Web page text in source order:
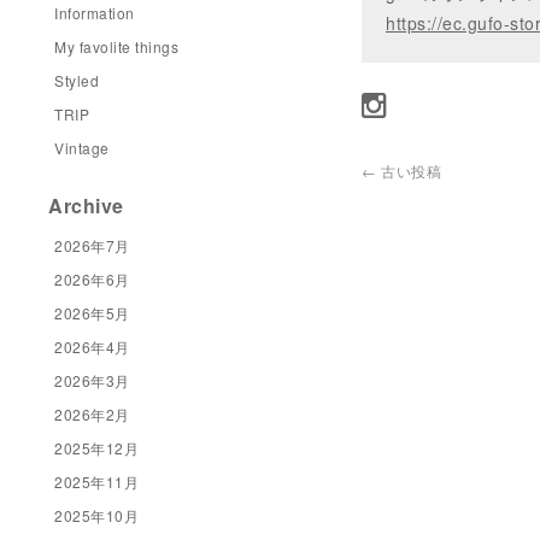
https://ec.gufo-
← 古い投稿
Information
My favolite things
Styled
TRIP
Vintage
Archive
2026年7月
2026年6月
2026年5月
2026年4月
2026年3月
2026年2月
2025年12月
2025年11月
2025年10月